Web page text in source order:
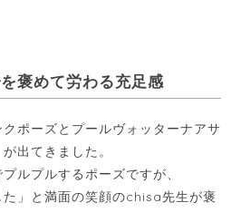
褒めて労わる充足感
ポーズとプールヴォッターナアサ
出てきました。
ルプルするポーズですが、
」と満面の笑顔のchisa先生が褒